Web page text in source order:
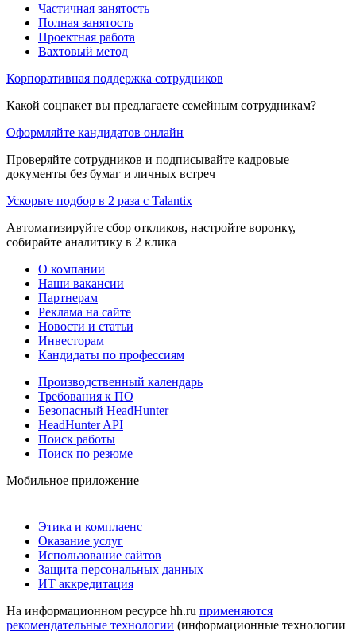
Частичная занятость
Полная занятость
Проектная работа
Вахтовый метод
Корпоративная поддержка сотрудников
Какой соцпакет вы предлагаете семейным сотрудникам?
Оформляйте кандидатов онлайн
Проверяйте сотрудников и подписывайте кадровые
документы без бумаг и личных встреч
Ускорьте подбор в 2 раза с Talantix
Автоматизируйте сбор откликов, настройте воронку,
собирайте аналитику в 2 клика
О компании
Наши вакансии
Партнерам
Реклама на сайте
Новости и статьи
Инвесторам
Кандидаты по профессиям
Производственный календарь
Требования к ПО
Безопасный HeadHunter
HeadHunter API
Поиск работы
Поиск по резюме
Мобильное приложение
Этика и комплаенс
Оказание услуг
Использование сайтов
Защита персональных данных
ИТ аккредитация
На информационном ресурсе hh.ru применяются
рекомендательные технологии (информационные технологии